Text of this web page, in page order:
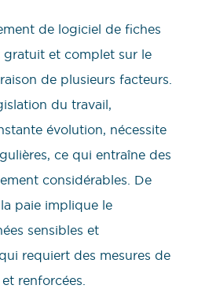
de logiciel de fiches
et complet sur le
de plusieurs facteurs.
du travail,
évolution, nécessite
ce qui entraîne des
considérables. De
paie implique le
sensibles et
requiert des mesures de
renforcées.